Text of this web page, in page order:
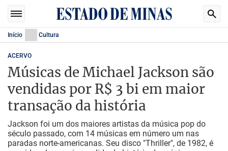
Início Cultura
ACERVO
Músicas de Michael Jackson são
vendidas por R$ 3 bi em maior
transação da história
Jackson foi um dos maiores artistas da música pop do
século passado, com 14 músicas em número um nas
paradas norte-americanas. Seu disco "Thriller", de 1982, é